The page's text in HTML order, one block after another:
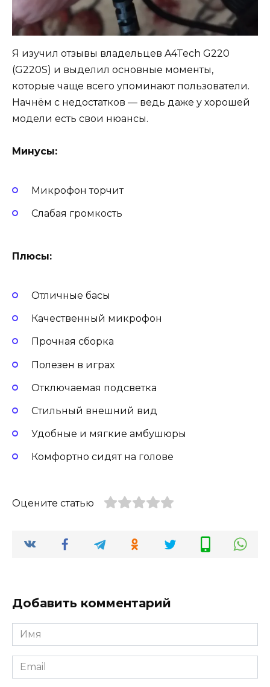
Я изучил отзывы владельцев A4Tech G220
(G220S) и выделил основные моменты,
которые чаще всего упоминают пользователи.
Начнём с недостатков — ведь даже у хорошей
модели есть свои нюансы.
Минусы:
Микрофон торчит
Слабая громкость
Плюсы:
Отличные басы
Качественный микрофон
Прочная сборка
Полезен в играх
Отключаемая подсветка
Стильный внешний вид
Удобные и мягкие амбушюры
Комфортно сидят на голове
Оцените статью
Добавить комментарий
Имя
Email